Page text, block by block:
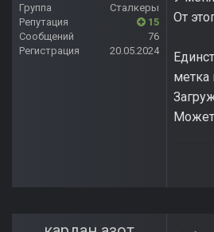
Группа
Сталкеры
Репутация
15
Сообщений
76
Регистрация
20.05.2024
От
метка